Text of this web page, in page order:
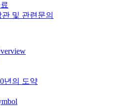
및 관련문의
년의 도약